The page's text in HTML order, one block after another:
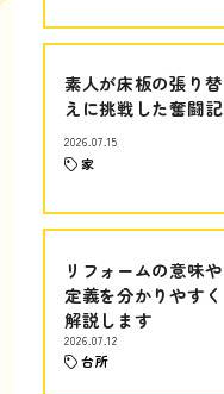
素人が床板の張り替
えに挑戦した奮闘記
2026.07.15
家
リフォームの意味や
定義を分かりやすく
解説します
2026.07.12
台所